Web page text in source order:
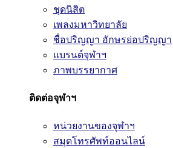
ชุดนิสิต
เพลงมหาวิทยาลัย
ชื่อปริญญา อักษรย่อปริญญา
แบรนด์จุฬาฯ
ภาพบรรยากาศ
ติดต่อจุฬาฯ
หน่วยงานของจุฬาฯ
สมุดโทรศัพท์ออนไลน์